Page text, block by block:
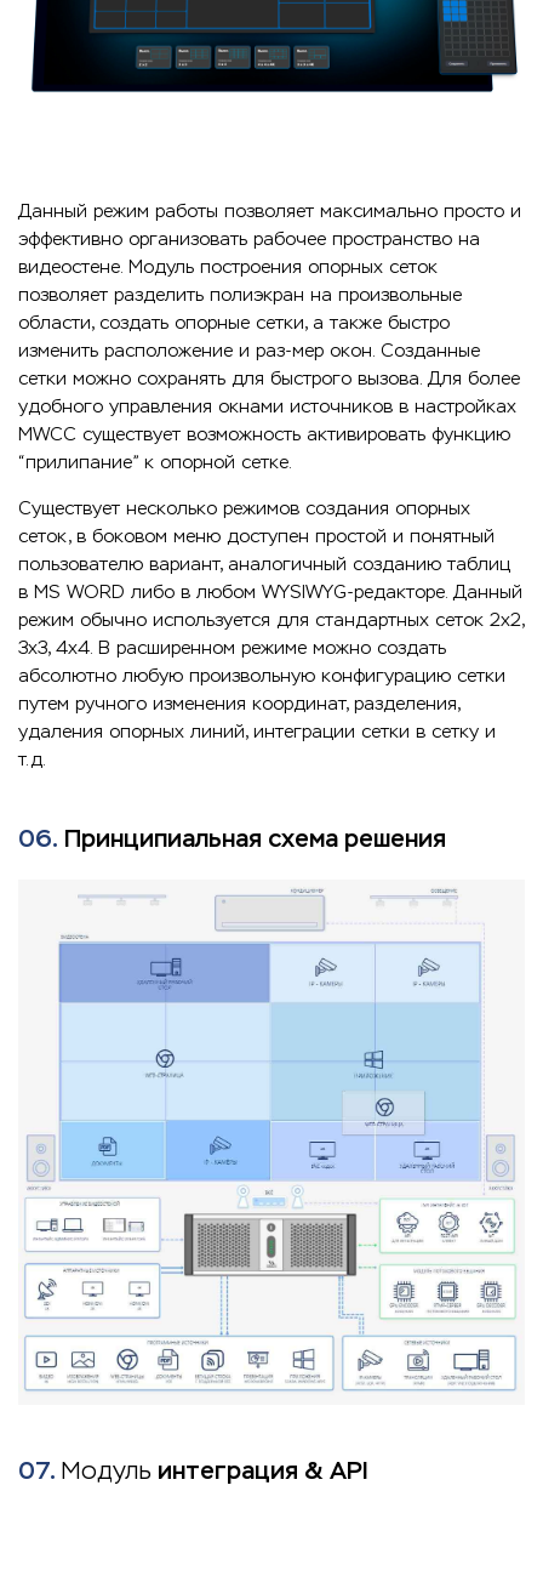
Данный режим работы позволяет максимально просто и
эффективно организовать рабочее пространство на
видеостене. Модуль построения опорных сеток
позволяет разделить полиэкран на произвольные
области, создать опорные сетки, а также быстро
изменить расположение и раз-мер окон. Созданные
сетки можно сохранять для быстрого вызова. Для более
удобного управления окнами источников в настройках
MWCC существует возможность активировать функцию
“прилипание” к опорной сетке.
Существует несколько режимов создания опорных
сеток, в боковом меню доступен простой и понятный
пользователю вариант, аналогичный созданию таблиц
в MS WORD либо в любом WYSIWYG-редакторе. Данный
режим обычно используется для стандартных сеток 2x2,
3x3, 4x4. В расширенном режиме можно создать
абсолютно любую произвольную конфигурацию сетки
путем ручного изменения координат, разделения,
удаления опорных линий, интеграции сетки в сетку и
т.д.
06. Принципиальная схема решения
07. Модуль интеграция & API